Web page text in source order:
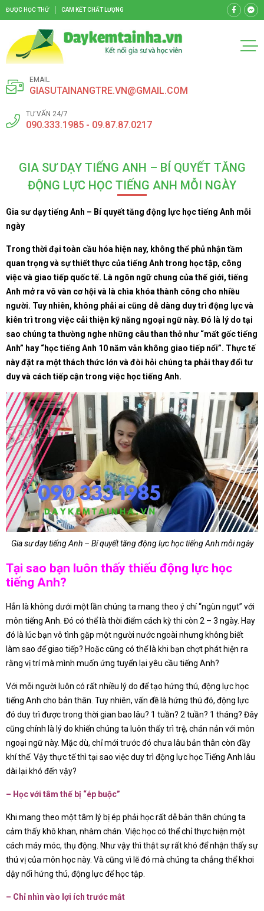
ĐƯỢC HỌC THỬ CAM KẾT CHẤT LƯỢNG
EMAIL
GIASUTAINANGTRE.VN@GMAIL.COM
TƯ VẤN 24/7
090.333.1985 - 09.87.87.0217
GIA SƯ DẠY TIẾNG ANH – BÍ QUYẾT TĂNG
ĐỘNG LỰC HỌC TIẾNG ANH MỖI NGÀY
Gia sư dạy tiếng Anh – Bí quyết tăng động lực học tiếng Anh mỗi
ngày
Trong thời đại toàn cầu hóa hiện nay, không thể phủ nhận tầm
quan trọng và sự thiết thực của tiếng Anh trong học tập, công
việc và giao tiếp quốc tế. Là ngôn ngữ chung của thế giới, tiếng
Anh mở ra vô vàn cơ hội và là chìa khóa thành công cho nhiều
người. Tuy nhiên, không phải ai cũng dễ dàng duy trì động lực và
kiên trì trong việc cải thiện kỹ năng ngoại ngữ này. Đó là lý do tại
sao chúng ta thường nghe những câu than thở như “mất gốc tiếng
Anh” hay “học tiếng Anh 10 năm vẫn không giao tiếp nổi”. Thực tế
này đặt ra một thách thức lớn và đòi hỏi chúng ta phải thay đổi tư
duy và cách tiếp cận trong việc học tiếng Anh.
Gia sư dạy tiếng Anh – Bí quyết tăng động lực học tiếng Anh mỗi ngày
Tại sao bạn luôn thấy thiếu động lực học
tiếng Anh?
Hẳn là không dưới một lần chúng ta mang theo ý chí “ngùn ngụt” với
môn tiếng Anh. Đó có thể là thời điểm cách kỳ thi còn 2 – 3 ngày. Hay
đó là lúc bạn vô tình gặp một người nước ngoài nhưng không biết
làm sao để giao tiếp? Hoặc cũng có thể là khi bạn chợt phát hiện ra
rằng vị trí mà mình muốn ứng tuyển lại yêu cầu tiếng Anh?
Với mỗi người luôn có rất nhiều lý do để tạo hứng thú, động lực học
tiếng Anh cho bản thân. Tuy nhiên, vấn đề là hứng thú đó, động lực
đó duy trì được trong thời gian bao lâu? 1 tuần? 2 tuần? 1 tháng? Đây
cũng chính là lý do khiến chúng ta luôn thấy trì trệ, chán nản với môn
ngoại ngữ này. Mặc dù, chỉ mới trước đó chưa lâu bản thân còn đầy
khí thế. Vậy thực tế thì tại sao việc duy trì động lực học Tiếng Anh lâu
dài lại khó đến vậy?
– Học với tâm thế bị “ép buộc”
Khi mang theo một tâm lý bị ép phải học rất dễ bản thân chúng ta
cảm thấy khô khan, nhàm chán. Việc học có thể chỉ thực hiện một
cách máy móc, thụ động. Như vậy thì thật sự rất khó để nhận thấy sự
thú vị của môn học này. Và cũng vì lẽ đó mà chúng ta chẳng thể khơi
dậy nổi hứng thú, động lực để học tập.
– Chỉ nhìn vào lợi ích trước mắt